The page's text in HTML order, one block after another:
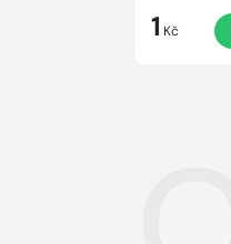
1 Kč